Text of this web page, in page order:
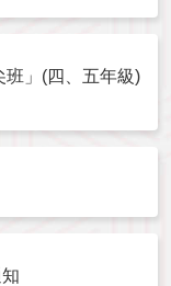
班」(四、五年級)